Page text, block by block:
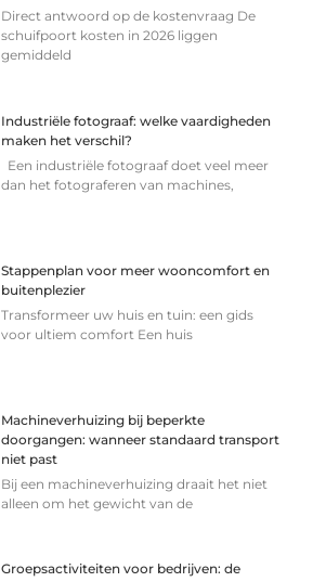
Direct antwoord op de kostenvraag De
schuifpoort kosten in 2026 liggen
gemiddeld
Industriële fotograaf: welke vaardigheden
maken het verschil?
Een industriële fotograaf doet veel meer
dan het fotograferen van machines,
Stappenplan voor meer wooncomfort en
buitenplezier
Transformeer uw huis en tuin: een gids
voor ultiem comfort Een huis
Machineverhuizing bij beperkte
doorgangen: wanneer standaard transport
niet past
Bij een machineverhuizing draait het niet
alleen om het gewicht van de
Groepsactiviteiten voor bedrijven: de